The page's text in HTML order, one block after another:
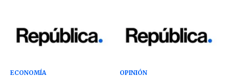
ECONOMÍA OPINIÓN